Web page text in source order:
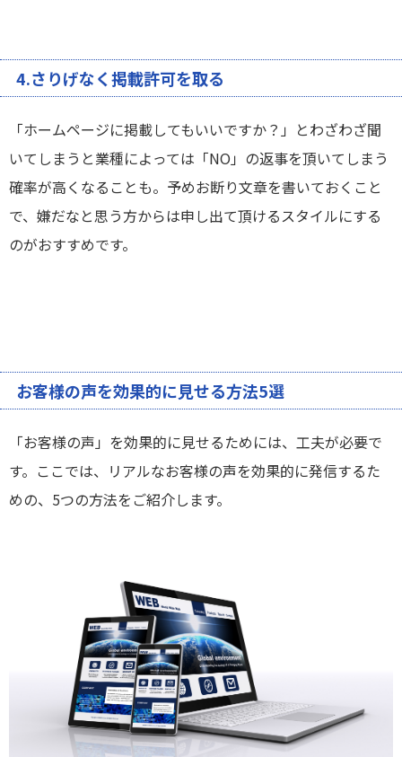
4.さりげなく掲載許可を取る
「ホームページに掲載してもいいですか？」とわざわざ聞
いてしまうと業種によっては「NO」の返事を頂いてしまう
確率が高くなることも。予めお断り文章を書いておくこと
で、嫌だなと思う方からは申し出て頂けるスタイルにする
のがおすすめです。
お客様の声を効果的に見せる方法5選
「お客様の声」を効果的に見せるためには、工夫が必要で
す。ここでは、リアルなお客様の声を効果的に発信するた
めの、5つの方法をご紹介します。